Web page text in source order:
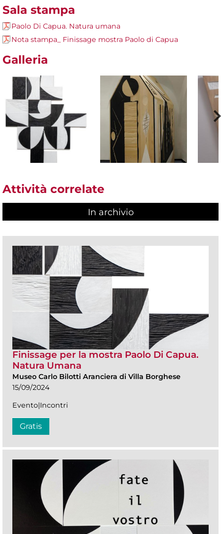
Sala stampa
Paolo Di Capua. Natura umana
Nota stampa_ Finissage mostra Paolo di Capua
Galleria
Attività correlate
In archivio
Finissage per la mostra Paolo Di Capua.
Natura Umana
Museo Carlo Bilotti Aranciera di Villa Borghese
15/09/2024
Evento|Incontri
Gratis